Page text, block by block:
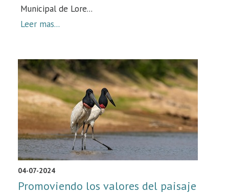
Municipal de Lore...
Leer mas...
04-07-2024
Promoviendo los valores del paisaje